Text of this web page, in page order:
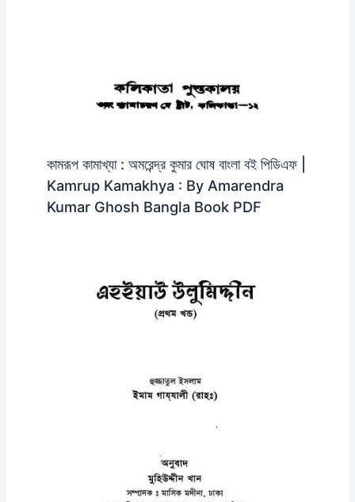
কামরূপ কামাখ্যা : অমরেন্দ্র কুমার ঘোষ বাংলা বই পিডিএফ |
Kamrup Kamakhya : By Amarendra
Kumar Ghosh Bangla Book PDF